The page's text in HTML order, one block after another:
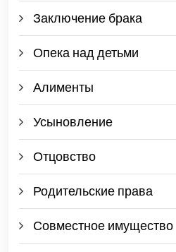
Заключение брака
Опека над детьми
Алименты
Усыновление
Отцовство
Родительские права
Совместное имущество